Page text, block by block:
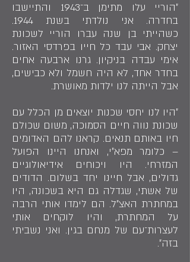
״הוריי עלו מתימן ב־1943 והתיישבו
בחדרה. אני נולדתי בשנת 1944.
כשהייתי בן שנה עברו הוריי לשכונת
יצחק. אבי עבד כל חייו בפרדסי האזור.
אימי עבדה בניקיון. גרנו ארבעה אחים
בחדר אחד, לא היה חשמל ולא כבישים,
אבל הייתה לנו ילדות מאושרת.
״היו לנו יחסי שכנות יוצאים מן הכלל עם
שכונת נווה חיים הסמוכה, משום שכולם
חיו באותם תנאים. קראנו להם האדומים
– כלומר מפא״י, ואנחנו היינו הפועל
המזרחי. היו ויכוחים אידיאולוגיים
גדולים, אבל חיינו יחד בשלום. הדודים
של אשתי, שגדלה גם היא בשכונה, היו
במחתרת האצ״ל. הם לימדו אותי הרבה
על המחתרת, והיו לוקחים אותי
לעצרות־עם של מנחם בגין. ואני נשביתי
בזה״.